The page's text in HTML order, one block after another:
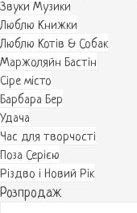
Звуки Музики
Люблю Книжки
Люблю Котів & Собак
Маржоляйн Бастін
Cіре місто
Барбара Бер
Удача
Час для творчості
Поза Серією
Різдво і Новий Рік
Розпродаж